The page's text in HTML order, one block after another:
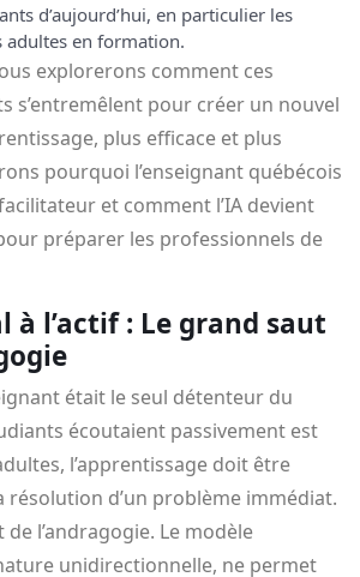
d’aujourd’hui, en particulier les
adultes en formation.
explorerons comment ces
s’entremêlent pour créer un nouvel
plus efficace et plus
pourquoi l’enseignant québécois
et comment l’IA devient
préparer les professionnels de
à l’actif : Le grand saut
était le seul détenteur du
écoutaient passivement est
l’apprentissage doit être
résolution d’un problème immédiat.
de l’andragogie. Le modèle
unidirectionnelle, ne permet